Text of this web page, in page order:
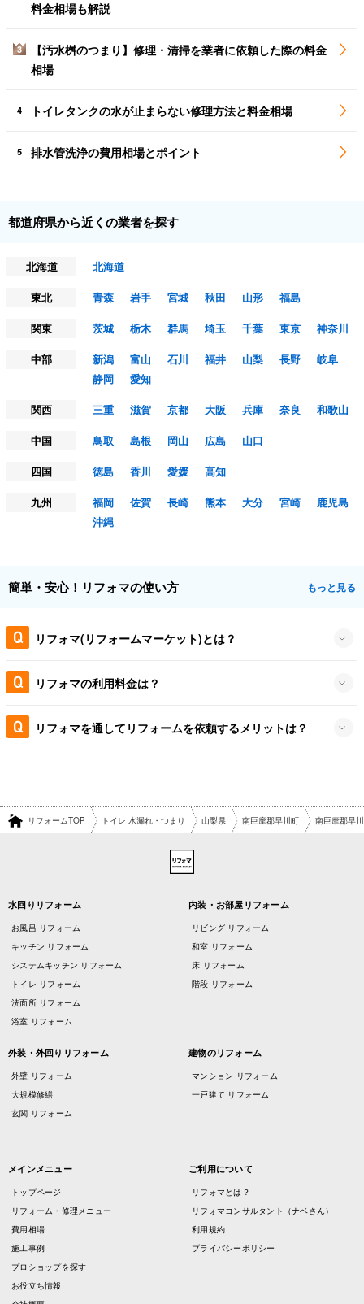
料金相場も解説
3
【汚水桝のつまり】修理・清掃を業者に依頼した際の料金
相場
4 トイレタンクの水が止まらない修理方法と料金相場
5 排水管洗浄の費用相場とポイント
都道府県から近くの業者を探す
北海道
北海道
東北
青森 岩手 宮城 秋田 山形
福島
関東
茨城 栃木 群馬 埼玉 千葉 東京
神奈川
中部
新潟 富山 石川 福井 山梨 長野
岐阜
静岡
愛知
関西
三重 滋賀 京都 大阪 兵庫 奈良
和歌山
中国
鳥取 島根 岡山 広島
山口
四国
徳島 香川 愛媛
高知
九州
福岡 佐賀 長崎 熊本 大分 宮崎
鹿児島
沖縄
簡単・安心！リフォマの使い方 もっと見る
リフォマ(リフォームマーケット)とは？
リフォマの利用料金は？
リフォマを通してリフォームを依頼するメリットは？
リフォームTOP トイレ 水漏れ・つまり 山梨県 南巨摩郡早川町 南巨摩郡早
水回りリフォーム
お風呂 リフォーム
キッチン リフォーム
システムキッチン リフォーム
トイレ リフォーム
洗面所 リフォーム
浴室 リフォーム
内装・お部屋リフォーム
リビング リフォーム
和室 リフォーム
床 リフォーム
階段 リフォーム
外装・外回りリフォーム
外壁 リフォーム
大規模修繕
玄関 リフォーム
建物のリフォーム
マンション リフォーム
一戸建て リフォーム
メインメニュー
トップページ
リフォーム・修理メニュー
費用相場
施工事例
プロショップを探す
お役立ち情報
ご利用について
リフォマとは？
リフォマコンサルタント（ナベさん）
利用規約
プライバシーポリシー